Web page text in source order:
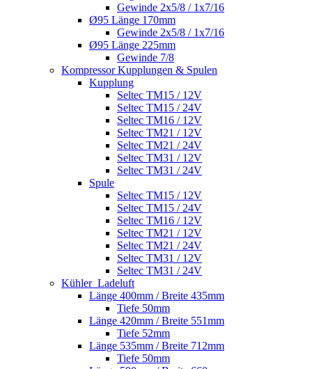
Gewinde 2x5/8 / 1x7/16
Ø95 Länge 170mm
Gewinde 2x5/8 / 1x7/16
Ø95 Länge 225mm
Gewinde 7/8
Kompressor Kupplungen & Spulen
Kupplung
Seltec TM15 / 12V
Seltec TM15 / 24V
Seltec TM16 / 12V
Seltec TM21 / 12V
Seltec TM21 / 24V
Seltec TM31 / 12V
Seltec TM31 / 24V
Spule
Seltec TM15 / 12V
Seltec TM15 / 24V
Seltec TM16 / 12V
Seltec TM21 / 12V
Seltec TM21 / 24V
Seltec TM31 / 12V
Seltec TM31 / 24V
Kühler_Ladeluft
Länge 400mm / Breite 435mm
Tiefe 50mm
Länge 420mm / Breite 551mm
Tiefe 52mm
Länge 535mm / Breite 712mm
Tiefe 50mm